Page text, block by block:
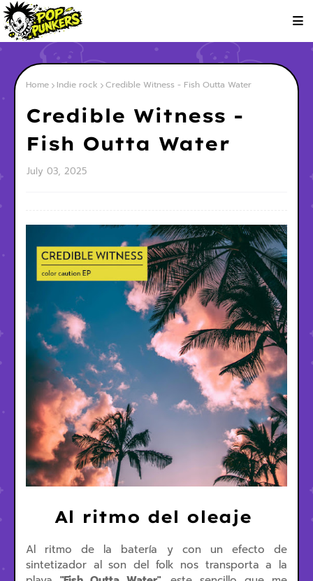
Home Indie rock Credible Witness - Fish Outta Water
Credible Witness -
Fish Outta Water
July 03, 2025
Al ritmo del oleaje
Al ritmo de la batería y con un efecto de
sintetizador al son del folk nos transporta a la